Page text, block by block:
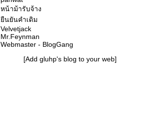
The Negative Blog
บ้านคือที่ที่แก้ผ้าได้ คิดงั้นปะ
หนึ่งคืนกับหนึ่งวันที่ร้องไห้จนหยุดไม่ได้
ชีวิตไม่ใช่ของเรา
ศาสนิกผู้หวังดี
หน้าม้ารับจ้าง
ยืนยันคำเดิม
Velvetjack
Mr.Feynman
Webmaster - BlogGang
[Add gluhp's blog to your web]